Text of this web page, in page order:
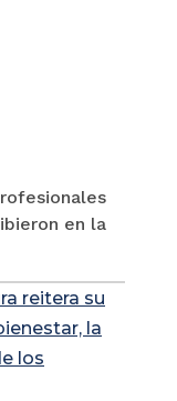
en la
reitera su
la
los